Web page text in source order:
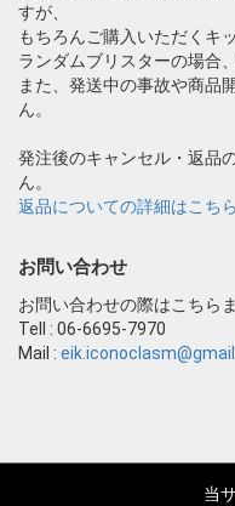
すが、
もちろんご購入いただくキ
ランダムブリスターの場合
また、発送中の事故や商品
ん。
発注後のキャンセル・返品
ん。
返品についての詳細はこちら
お問い合わせ
お問い合わせの際はこちら
Tell : 06-6695-7970
Mail :
当